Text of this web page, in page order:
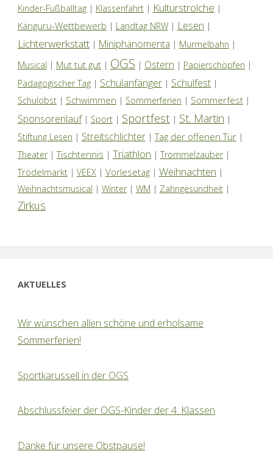
Kinder-Fußballtag| Klassenfahrt| Kulturstrolche |
Känguru-Wettbewerb | Landtag NRW| Lesen |
Lichterwerkstatt| Miniphänomenta | Murmelbahn |
Musical | Mut tut gut| OGS | Ostern | Papierschöpfen |
Pädagogischer Tag| Schulanfänger| Schulfest|
Schulobst| Schwimmen | Sommerferien | Sommerfest|
Sponsorenlauf| Sport| Sportfest | St. Martin |
Stiftung Lesen | Streitschlichter|Tag der offenen Tür|
Theater|Tischtennis | Triathlon | Trommelzauber|
Trödelmarkt| VEEX| Vorlesetag| Weihnachten |
Weihnachtsmusical | Winter| WM | Zahngesundheit|
Zirkus
AKTUELLES
Wir wünschen allen schöne und erholsame
Sommerferien!
Sportkarussell in der OGS
Abschlussfeier der OGS-Kinder der 4. Klassen
Danke für unsere Obstpause!